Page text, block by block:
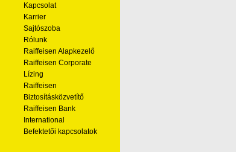
Kapcsolat
Karrier
Sajtószoba
Rólunk
Raiffeisen Alapkezelő
Raiffeisen Corporate
Lízing
Raiffeisen
Biztosításközvetítő
Raiffeisen Bank
International
Befektetői kapcsolatok